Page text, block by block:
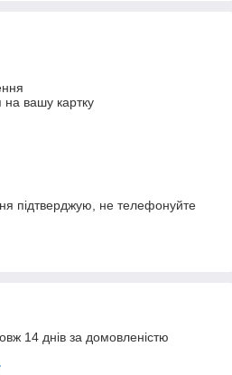
на вашу картку
підтверджую, не телефонуйте
14 днів за домовленістю